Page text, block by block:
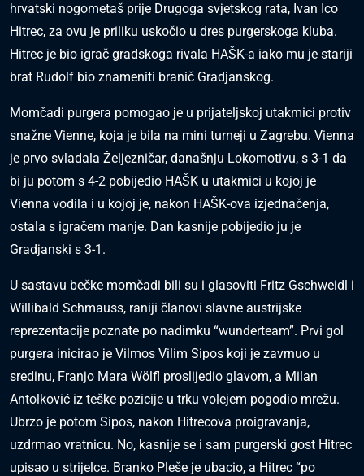
hrvatski nogometaš prije Drugoga svjetskog rata, Ivan Ico
Hitrec, za ovu je priliku uskočio u dres purgerskoga kluba.
Hitrec je bio igrač gradskoga rivala HAŠK-a iako mu je stariji
brat Rudolf bio znameniti branič Gradjanskog.
Momčadi purgera pomogao je u prijateljskoj utakmici protiv
snažne Vienne, koja je bila na mini turneji u Zagrebu. Vienna
je prvo svladala Željezničar, današnju Lokomotivu, s 3-1 da
bi ju potom s 4-2 pobijedio HAŠK u utakmici u kojoj je
Vienna vodila i u kojoj je, nakon HAŠK-ova izjednačenja,
ostala s igračem manje. Dan kasnije pobijedio ju je
Gradjanski s 3-1.
U sastavu bečke momčadi bili su i glasoviti Fritz Gschweidl i
Willibald Schmauss, raniji članovi slavne austrijske
reprezentacije poznate po nadimku “wunderteam”. Prvi gol
purgera inicirao je Vilmos Vilim Sipos koji je zavrnuo u
sredinu, Franjo Mara Wölfl proslijedio glavom, a Milan
Antolković iz teške pozicije u trku volejem pogodio mrežu.
Ubrzo je potom Sipos, nakon Hitrecova proigravanja,
uzdrmao vratnicu. No, kasnije se i sam purgerski gost Hitrec
upisao u strijelce. Branko Pleše je ubacio, a Hitrec “po